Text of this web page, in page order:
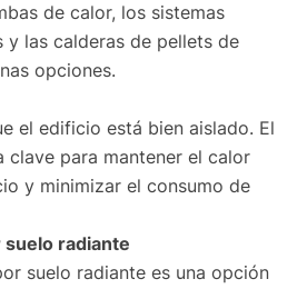
de calor, los sistemas
y las calderas de pellets de
opciones.
el edificio está bien aislado. El
clave para mantener el calor
y minimizar el consumo de
radiante
suelo radiante es una opción